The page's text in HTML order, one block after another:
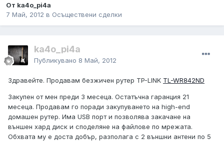
От ka4o_pi4a
7 Май, 2012 в Осъществени сделки
ka4o_pi4a
Публикувано 8 Май, 2012
Здравейте. Продавам безжичен рутер TP-LINK TL-WR842ND
Закупен от мен преди 3 месеца. Остатъчна гаранция 21
месеца. Продавам го поради закупуването на high-end
домашен рутер. Има USB порт и позволява закачане на
външен хард диск и споделяне на файлове по мрежата.
Обхвата му е доста добър, разполага с 2 външни антени по 5